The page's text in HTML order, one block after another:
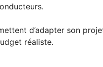
d’adapter son
réaliste.